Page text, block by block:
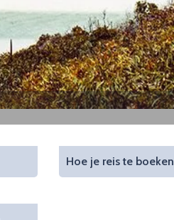
Hoe je reis te boeken